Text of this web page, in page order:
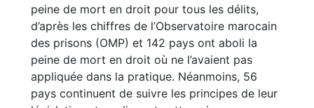
peine de mort en droit pour tous les délits,
d’après les chiffres de l’Observatoire marocain
des prisons (OMP) et 142 pays ont aboli la
peine de mort en droit où ne l’avaient pas
appliquée dans la pratique. Néanmoins, 56
pays continuent de suivre les principes de leur